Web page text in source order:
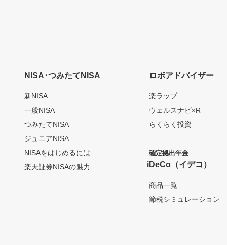
NISA･つみたてNISA
新NISA
一般NISA
つみたてNISA
ジュニアNISA
NISAをはじめるには
楽天証券NISAの魅力
ロボアドバイザー
楽ラップ
ウェルスナビ×R
らくらく投資
確定拠出年金
iDeCo（イデコ）
商品一覧
節税シミュレーション